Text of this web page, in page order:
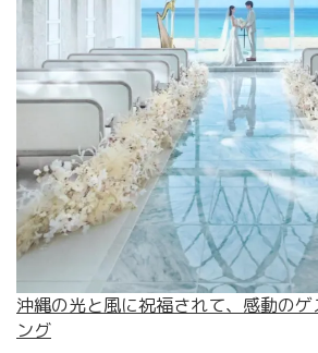
沖縄の光と風に祝福されて、感動の
ング